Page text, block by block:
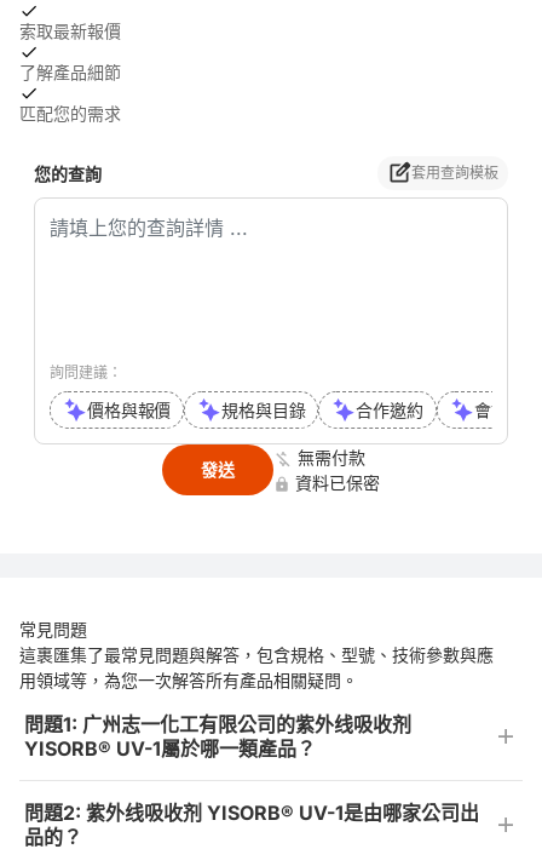
索取最新報價
了解產品細節
匹配您的需求
您的查詢 套用查詢模板
詢問建議：
價格與報價 規格與目錄 合作邀約 會議或
發送
無需付款
資料已保密
常見問題
這裹匯集了最常見問題與解答，包含規格、型號、技術參數與應
用領域等，為您一次解答所有產品相關疑問。
問題1: 广州志一化工有限公司的紫外线吸收剂
YISORB® UV-1屬於哪一類產品？
問題2: 紫外线吸收剂 YISORB® UV-1是由哪家公司出
品的？